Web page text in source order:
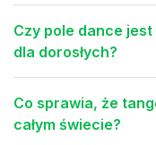
Czy pole dance
dla dorosłych?
Co sprawia, że
całym świecie?